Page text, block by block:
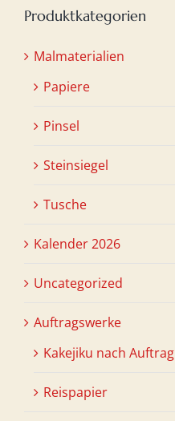
Produktkategorien
Malmaterialien
Papiere
Pinsel
Steinsiegel
Tusche
Kalender 2026
Uncategorized
Auftragswerke
Kakejiku nach Auftrag
Reispapier